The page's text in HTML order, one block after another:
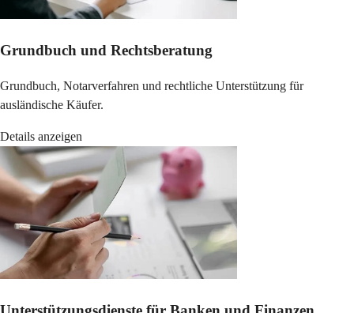
Grundbuch und Rechtsberatung
Grundbuch, Notarverfahren und rechtliche Unterstützung für
ausländische Käufer.
Details anzeigen